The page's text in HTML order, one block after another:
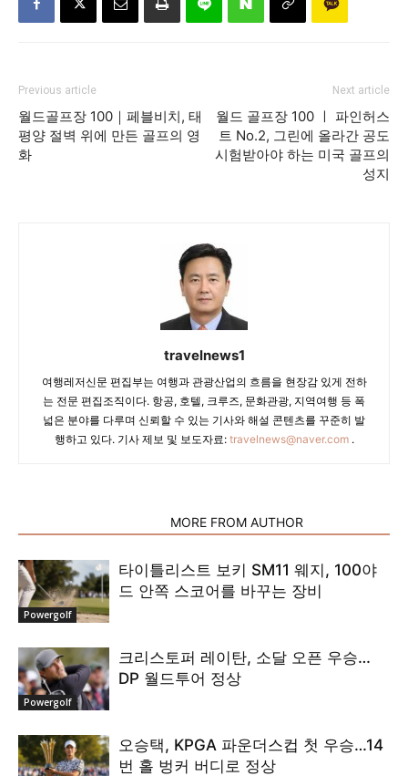
Previous article
월드골프장 100｜페블비치, 태
평양 절벽 위에 만든 골프의 영
화
Next article
월드 골프장 100 ㅣ 파인허스
트 No.2, 그린에 올라간 공도
시험받아야 하는 미국 골프의
성지
travelnews1
여행레저신문 편집부는 여행과 관광산업의 흐름을 현장감 있게 전하
는 전문 편집조직이다. 항공, 호텔, 크루즈, 문화관광, 지역여행 등 폭
넓은 분야를 다루며 신뢰할 수 있는 기사와 해설 콘텐츠를 꾸준히 발
행하고 있다. 기사 제보 및 보도자료: travelnews@naver.com.
MORE FROM AUTHOR
Powergolf
타이틀리스트 보키 SM11 웨지, 100야
드 안쪽 스코어를 바꾸는 장비
Powergolf
크리스토퍼 레이탄, 소달 오픈 우승…
DP 월드투어 정상
오승택, KPGA 파운더스컵 첫 우승…14
번 홀 벙커 버디로 정상